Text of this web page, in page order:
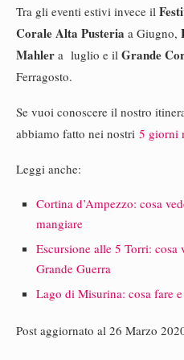
Tra gli eventi estivi invece il
Corale Alta Pusteria a Giugno,
Mahler a luglio e il Grande
Ferragosto.
Se vuoi conoscere il nostro
abbiamo fatto nei nostri 5 giorni
Leggi anche:
Cortina d’Ampezzo: cosa
mangiare
Escursione alle 5 Torri:
Grande Guerra
Lago di Misurina: cosa fare
Post aggiornato al 26 Marzo